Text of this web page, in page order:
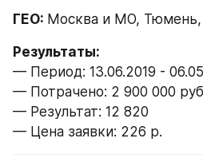
ГЕО: Москва и МО, Тюмень,
— Период: 13.06.2019 -
— Потрачено: 2 900 000
— Результат: 12 820
— Цена заявки: 226 р.